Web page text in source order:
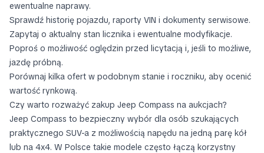
ewentualne naprawy.
Sprawdź historię pojazdu, raporty VIN i dokumenty serwisowe.
Zapytaj o aktualny stan licznika i ewentualne modyfikacje.
Poproś o możliwość oględzin przed licytacją i, jeśli to możliwe,
jazdę próbną.
Porównaj kilka ofert w podobnym stanie i roczniku, aby ocenić
wartość rynkową.
Czy warto rozważyć zakup Jeep Compass na aukcjach?
Jeep Compass to bezpieczny wybór dla osób szukających
praktycznego SUV-a z możliwością napędu na jedną parę kół
lub na 4x4. W Polsce takie modele często łączą korzystny